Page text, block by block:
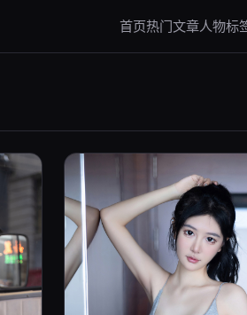
首页热门文章人物标